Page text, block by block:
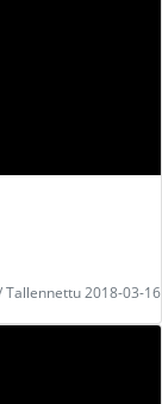
Tallennettu 2018-03-16